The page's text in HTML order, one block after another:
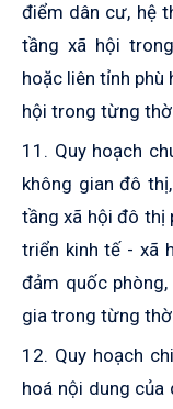
điểm dân cư, hệ
tầng xã hội
hoặc liên tỉnh phù
hội trong từng
11. Quy hoạch
không gian đô
tầng xã hội đô thị
triển kinh tế - xã
đảm quốc
gia trong từng
12. Quy hoạch
hoá nội dung của